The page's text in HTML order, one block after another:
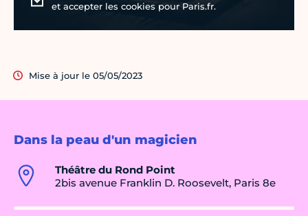
Dans la peau d'un magicien
Théâtre du Rond Point
2bis avenue Franklin D. Roosevelt, Paris 8e
et accepter les cookies pour Paris.fr.
Mise à jour le 05/05/2023